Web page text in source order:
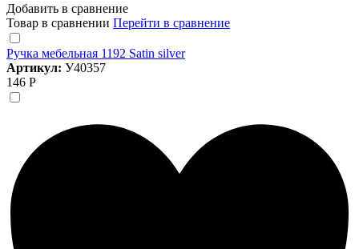
Добавить в сравнение
Товар в сравнении Перейти в сравнение
Ручка мебельная 1192 Satin silver
Артикул: У40357
146 Р